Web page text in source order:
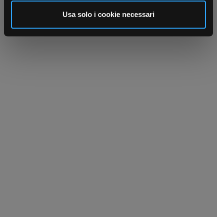
analizzare il nostro traffico. Condividiamo inoltre
informazioni sul modo in cui utilizza il nostro sito con i
nostri partner che si occupano di analisi dei dati web,
pubblicità e social media, i quali potrebbero combinarle
Usa solo i cookie necessari